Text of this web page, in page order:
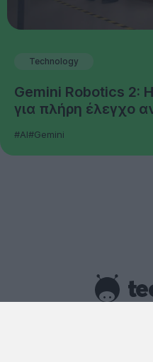
Technology
Gemini Robotics 2:
για πλήρη έλεγχο
#AI#Gemini